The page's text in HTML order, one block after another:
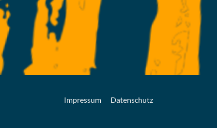
Impressum Datenschutz